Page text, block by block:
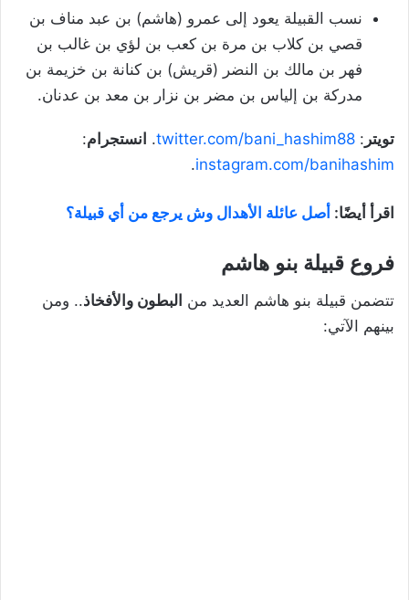
نسب القبيلة يعود إلى عمرو (هاشم) بن عبد مناف بن
قصي بن كلاب بن مرة بن كعب بن لؤي بن غالب بن
فهر بن مالك بن النضر (قريش) بن كنانة بن خزيمة بن
مدركة بن إلياس بن مضر بن نزار بن معد بن عدنان.
تويتر :
twitter.com/bani_hashim88
. انستجرام:
instagram.com/banihashim
.
اقرأ أيضًا: أصل عائلة الأهدال وش يرجع من أي قبيلة؟
فروع قبيلة بنو هاشم
تتضمن قبيلة بنو هاشم العديد من البطون والأفخاذ.. ومن
بينهم الآتي: